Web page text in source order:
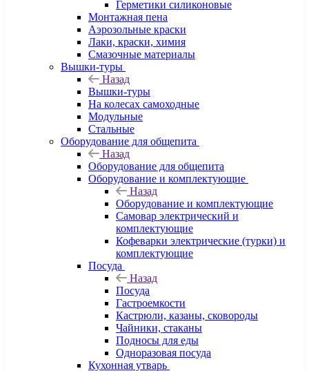
Герметики силиконовые
Монтажная пена
Аэрозольные краски
Лаки, краски, химия
Смазочные материалы
Вышки-туры
Назад
Вышки-туры
На колесах самоходные
Модульные
Стальные
Оборудование для общепита
Назад
Оборудование для общепита
Оборудование и комплектующие
Назад
Оборудование и комплектующие
Самовар электрический и
комплектующие
Кофеварки электрические (турки) и
комплектующие
Посуда
Назад
Посуда
Гастроемкости
Кастрюли, казаны, сковороды
Чайники, стаканы
Подносы для еды
Одноразовая посуда
Кухонная утварь